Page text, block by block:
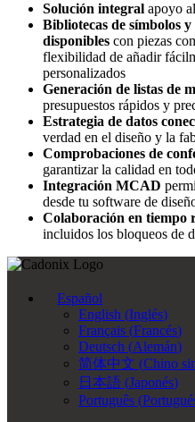
Solución integral apoyo
Bibliotecas de símbolos
disponibles con piezas
flexibilidad de añadir
personalizados
Generación de listas de
presupuestos rápidos y
Estrategia de datos
verdad en el diseño y la
Comprobaciones de
garantizar la calidad en
Integración MCAD
desde tu software de
Colaboración en tiempo
incluidos los bloqueos de
Español
English (Inglés)
Français (Francés)
Deutsch (Alemán)
简体中文 (Chino
日本語 (Japonés)
Português (